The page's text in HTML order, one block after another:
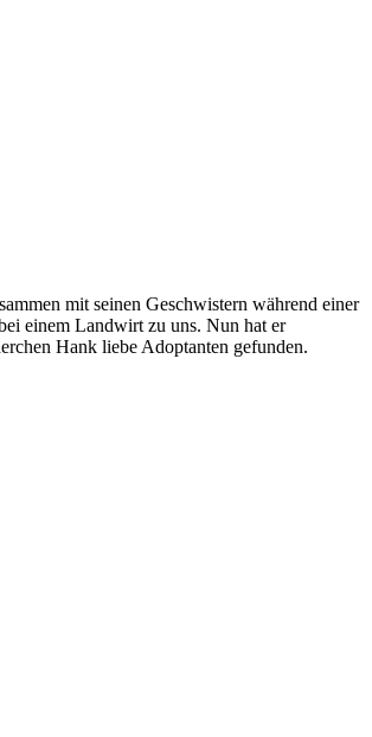
mit seinen Geschwistern während einer
einem Landwirt zu uns. Nun hat er
Hank liebe Adoptanten gefunden.